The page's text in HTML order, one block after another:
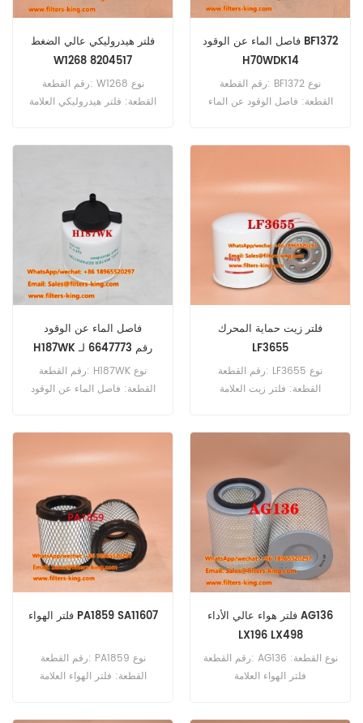
فلتر هيدروليكي عالي الضغط
W1268 8204517
رقم القطعة: W1268 نوع
القطعة: فلتر هيدروليكي العلامة
فاصل الماء عن الوقود BF1372
H70WDK14
رقم القطعة: BF1372 نوع
القطعة: فاصل الوقود عن الماء
فاصل الماء عن الوقود
H187WK رقم 6647773 لـ
C500Y110-150PD
رقم القطعة: H187WK نوع
القطعة: فاصل الماء عن الوقود
الوقود المرجعي 6647773
150PD H500Y20-30PD.
فلتر زيت حماية المحرك
LF3655
رقم القطعة: LF3655 نوع
القطعة: فلتر زيت العلامة
فلتر الهواء PA1859 SA11607
رقم القطعة: PA1859 نوع
القطعة: فلتر الهواء العلامة
فلتر هواء عالي الأداء AG136
LX196 LX498
رقم القطعة: AG136 نوع القطعة:
فلتر الهواء العلامة